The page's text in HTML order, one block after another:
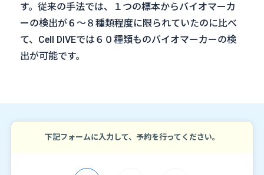
す。従来の手法では、１つの標本からバイオマーカ
ーの検出が６～８種類程度に限られていたのに比べ
て、Cell DIVEでは６０種類ものバイオマーカーの検
出が可能です。
下記フォームに入力して、予約を行ってください。